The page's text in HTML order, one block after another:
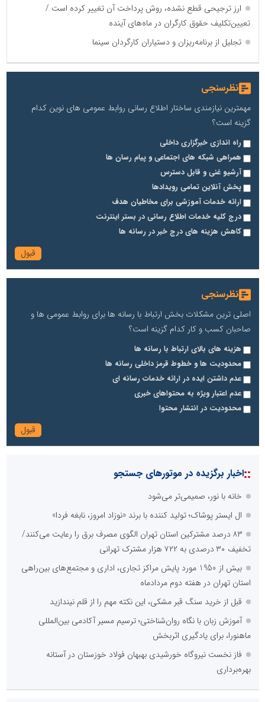
ارز ترجیحی قطع نشده، روش پرداخت آن تغییر کرده است /
تعیین‌تکلیف حقوق کارگران در ماه‌های آینده
تجلیل از برنامه‌ریزان و دستیاران کارگردان سینما
نظرسنجی
مهمترین نیازمندی ساختار اطلاع رسانی روابط عمومی های نوین کدام
گزینه است؟
راه اندازی خبرگزاری داخلی
همراهی شبکه های اجتماعی و پیام رسان ها
آرشیو غنی و قابل دسترس
پخش آنلاین تمامی رویدادها
ارائه خدمات آموزشی برای مخاطیان هدف
درج کلیه خدمات اطلاع رسانی در بستر اینترنت
کاهش هزینه های درج خبر در رسانه ها
نظرسنجی
اصلی ترین مشکلات بخش ارتباط با رسانه ها برای روابط عمومی ها و
صاحبان کسب و کار کدام گزینه است؟
هزینه های بالای ارتباط با رسانه ها
محدودیت ها و خطوط قرمز داخلی رسانه ها
عدم داشتن ایده در ارائه خدمات رسانه ای
عدم اعتبار ویژه به محتواهای خبری
محدودیت در انتشار محتوا
::اخبار برگزیده در موتورهای جستجو
خانه با نور، صمیمی‌تر می‌شود
ال ایستر پوشاک؛ تولید کننده با برند «نوزاد امروز، نابغه فردا»
۸۳ درصد مشترکین استان تهران الگوی مصرف برق را رعایت می‌کنند/
تخفیف ۳۰ درصدی به ۷۲۲ هزار مشترک تهرانی
بیش از 1950 مورد پایش مراکز تجاری، اداری و مجتمع‌های بین‌راهی
استان تهران در هفته دوم مردادماه
قبل از خرید سنگ قبر مشکی، این نکته مهم را از قلم نیندازید
آموزش زبان با نگاه روان‌شناختی؛ ترسیم مسیر آکادمی بین‌المللی
ماهنورا، برای یادگیری اثربخش
فاز نخست نیروگاه خورشیدی بهبهان فولاد خوزستان در آستانه
بهره‌برداری